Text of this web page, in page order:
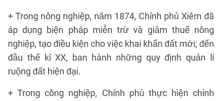
+ Trong nông nghiệp, năm 1874, Chính phủ Xiêm đã
áp dụng biện pháp miễn trừ và giảm thuế nông
nghiệp, tạo điều kiện cho việc khai khẩn đất mới; đến
đầu thế kỉ XX, ban hành những quy định quản lí
ruộng đất hiện đại.
+ Trong công nghiệp, Chính phủ thực hiện chính